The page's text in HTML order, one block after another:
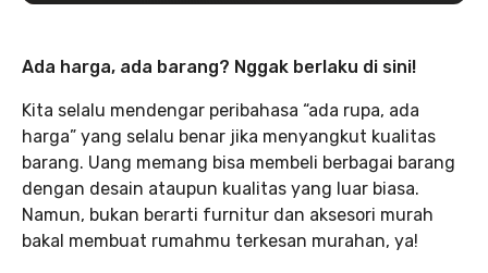
Ada harga, ada barang? Nggak berlaku di sini!
Kita selalu mendengar peribahasa “ada rupa, ada
harga” yang selalu benar jika menyangkut kualitas
barang. Uang memang bisa membeli berbagai barang
dengan desain ataupun kualitas yang luar biasa.
Namun, bukan berarti furnitur dan aksesori murah
bakal membuat rumahmu terkesan murahan, ya!